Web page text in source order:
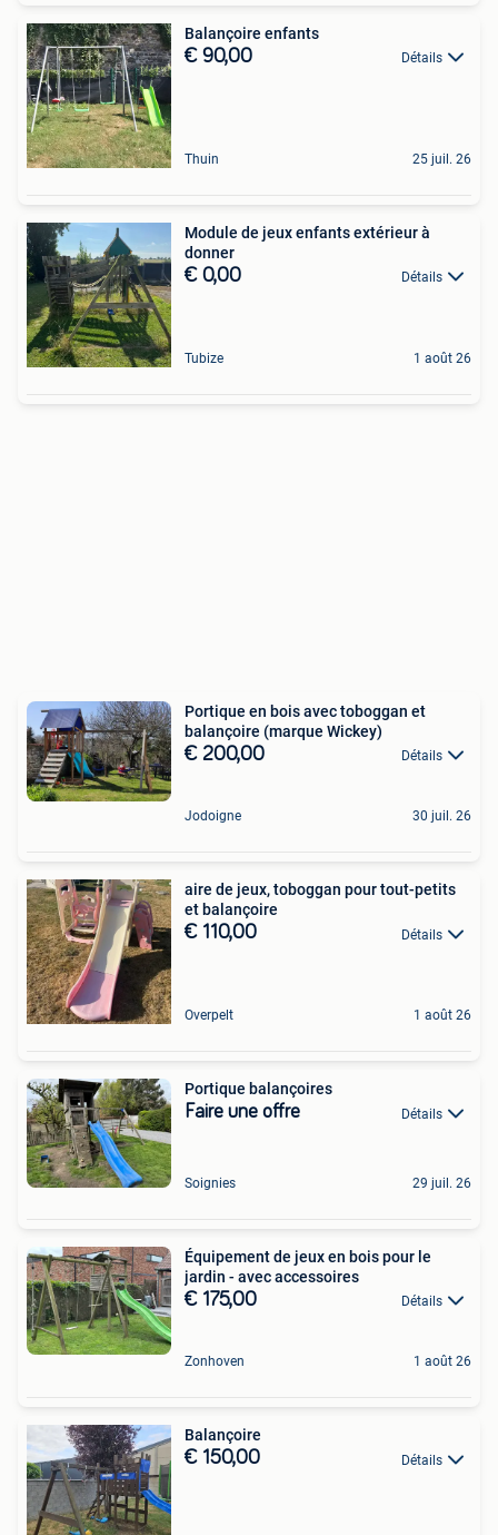
Balançoire enfants
€ 90,00 Détails
Thuin 25 juil. 26
Module de jeux enfants extérieur à
donner
€ 0,00 Détails
Tubize 1 août 26
Portique en bois avec toboggan et
balançoire (marque Wickey)
€ 200,00 Détails
Jodoigne 30 juil. 26
aire de jeux, toboggan pour tout-petits
et balançoire
€ 110,00 Détails
Overpelt 1 août 26
Portique balançoires
Faire une offre Détails
Soignies 29 juil. 26
Équipement de jeux en bois pour le
jardin - avec accessoires
€ 175,00 Détails
Zonhoven 1 août 26
Balançoire
€ 150,00 Détails